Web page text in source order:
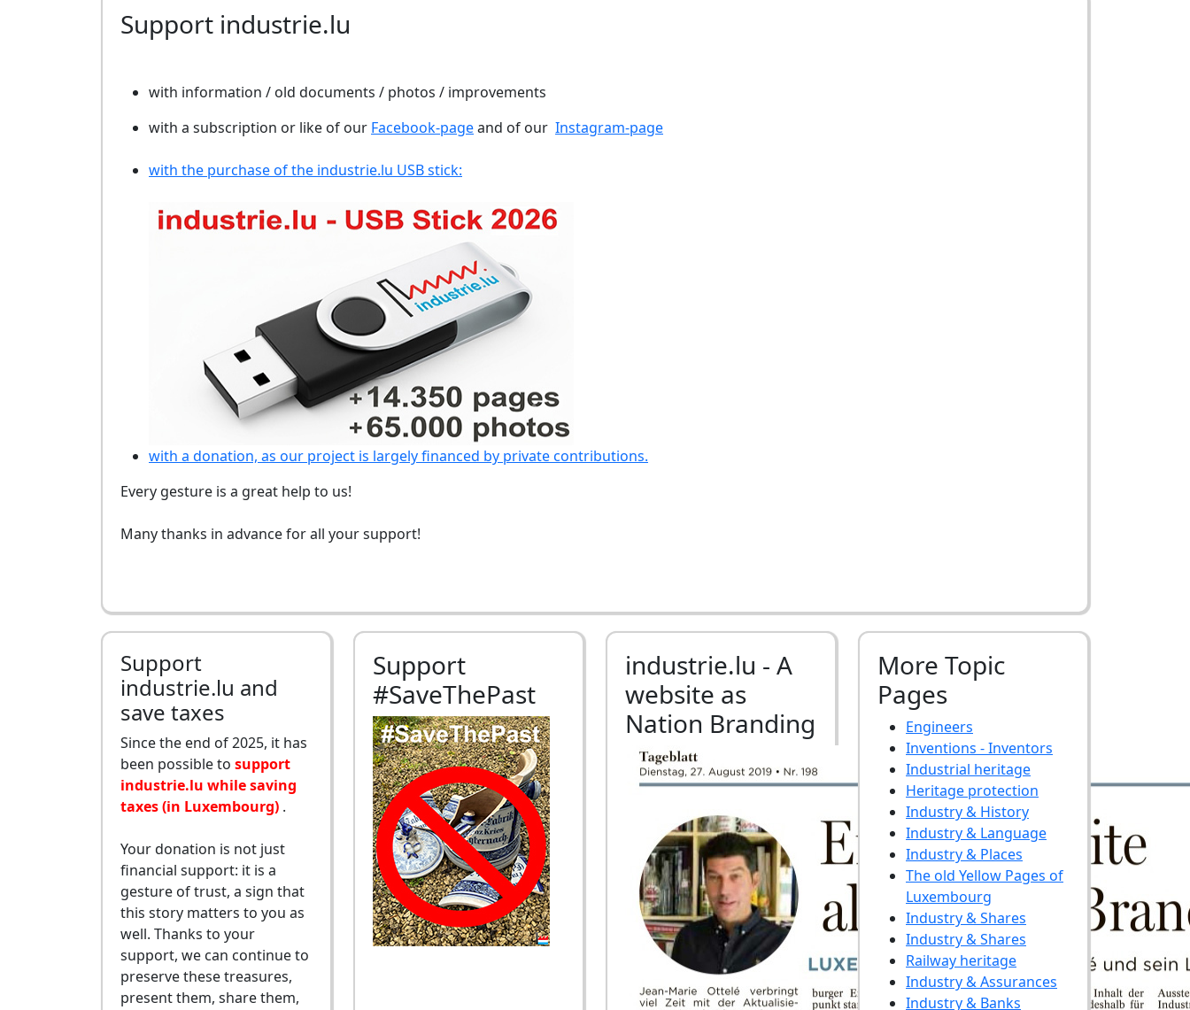
Support industrie.lu
with information / old documents / photos / improvements
with a subscription or like of our Facebook-pageand of our Instagram-page
with the purchase of the industrie.lu USB stick:
with a donation, as our project is largely financed by private contributions.
Every gesture is a great help to us!
Many thanks in advance for all your support!
Support
industrie.lu and
save taxes
Since the end of 2025, it has
been possible to support
industrie.lu while saving
taxes (in Luxembourg) .
Your donation is not just
financial support: it is a
gesture of trust, a sign that
this story matters to you as
well. Thanks to your
support, we can continue to
preserve these treasures,
present them, share them,
Support
#SaveThePast
industrie.lu - A
website as
Nation Branding
More Topic
Pages
Engineers
Inventions - Inventors
Industrial heritage
Heritage protection
Industry & History
Industry & Language
Industry & Places
The old Yellow Pages of
Luxembourg
Industry & Shares
Industry & Shares
Railway heritage
Industry & Assurances
Industry & Banks